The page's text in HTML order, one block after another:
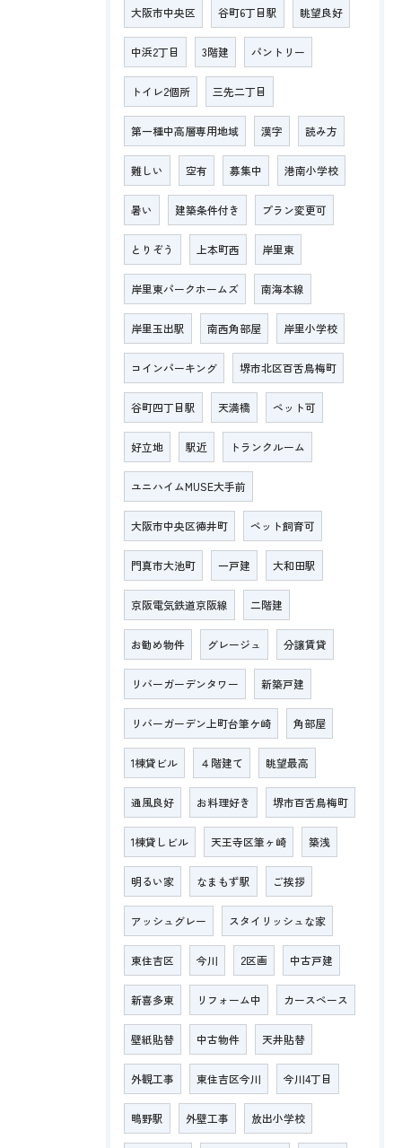
大阪市中央区 谷町6丁目駅 眺望良好
中浜2丁目 3階建 パントリー
トイレ2個所 三先二丁目
第一種中高層専用地域 漢字 読み方
難しい 空有 募集中 港南小学校
暑い 建築条件付き プラン変更可
とりぞう 上本町西 岸里東
岸里東パークホームズ 南海本線
岸里玉出駅 南西角部屋 岸里小学校
コインパーキング 堺市北区百舌鳥梅町
谷町四丁目駅 天満橋 ペット可
好立地 駅近 トランクルーム
ユニハイムMUSE大手前
大阪市中央区徳井町 ペット飼育可
門真市大池町 一戸建 大和田駅
京阪電気鉄道京阪線 二階建
お勧め物件 グレージュ 分譲賃貸
リバーガーデンタワー 新築戸建
リバーガーデン上町台筆ケ崎 角部屋
1棟貸ビル ４階建て 眺望最高
通風良好 お料理好き 堺市百舌鳥梅町
1棟貸しビル 天王寺区筆ヶ崎 築浅
明るい家 なまもず駅 ご挨拶
アッシュグレー スタイリッシュな家
東住吉区 今川 2区画 中古戸建
新喜多東 リフォーム中 カースペース
壁紙貼替 中古物件 天井貼替
外観工事 東住吉区今川 今川4丁目
鴫野駅 外壁工事 放出小学校